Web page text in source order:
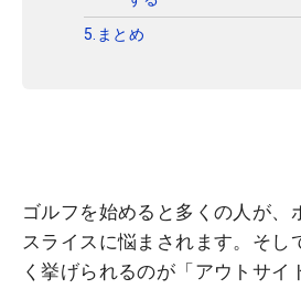
5.まとめ
ゴルフを始めると多くの人が、
スライスに悩まされます。そし
く挙げられるのが「アウトサイ